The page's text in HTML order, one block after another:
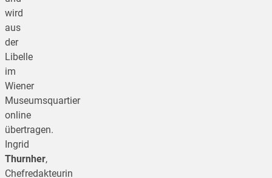
wird
aus
der
Libelle
im
Wiener
Museumsquartier
online
übertragen.
Ingrid
Thurnher,
Chefredakteurin